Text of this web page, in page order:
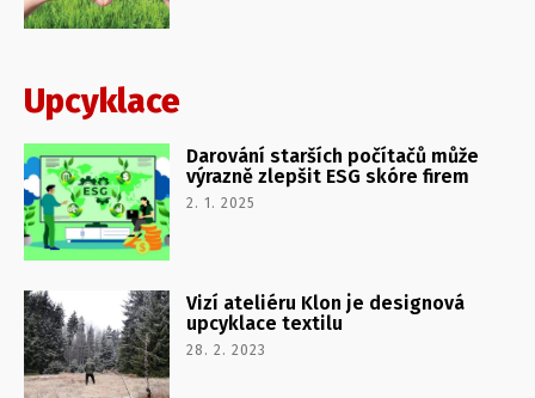
Upcyklace
Darování starších počítačů může
výrazně zlepšit ESG skóre firem
2. 1. 2025
Vizí ateliéru Klon je designová
upcyklace textilu
28. 2. 2023